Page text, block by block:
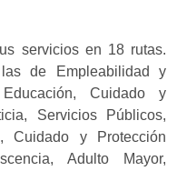
servicios en 18 rutas.
las de
Empleabilidad y
Educación, Cuidado y
Servicios Públicos,
Cuidado y Protección
Adulto Mayor,